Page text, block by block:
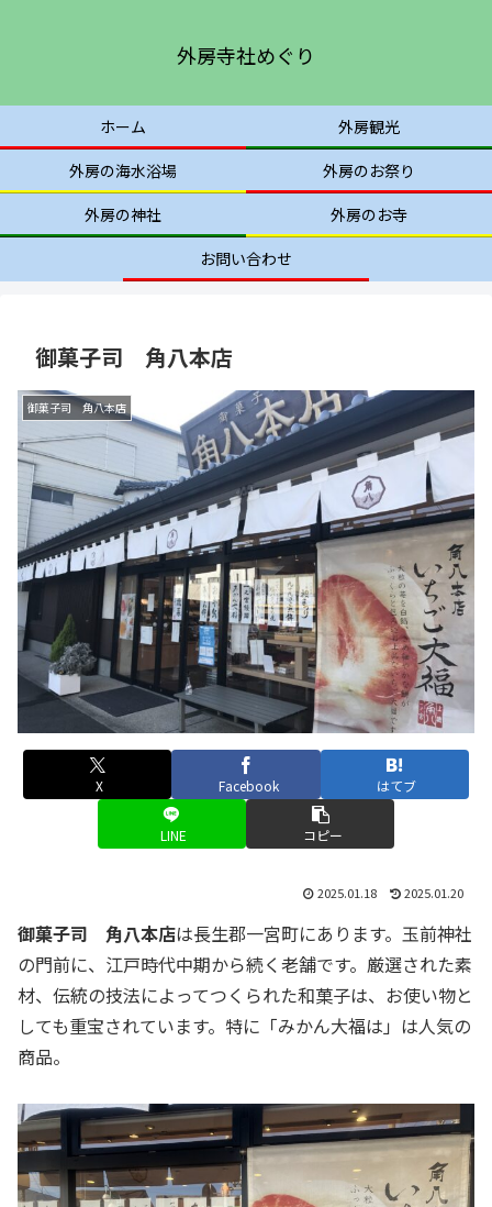
外房寺社めぐり
ホーム
外房観光
外房の海水浴場
外房のお祭り
外房の神社
外房のお寺
お問い合わせ
御菓子司 角八本店
御菓子司 角八本店
X Facebook はてブ
LINE コピー
2025.01.18 2025.01.20
御菓子司 角八本店は長生郡一宮町にあります。玉前神社
の門前に、江戸時代中期から続く老舗です。厳選された素
材、伝統の技法によってつくられた和菓子は、お使い物と
しても重宝されています。特に「みかん大福は」は人気の
商品。